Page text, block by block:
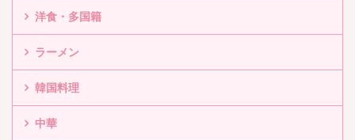
洋食・多国籍
ラーメン
韓国料理
中華